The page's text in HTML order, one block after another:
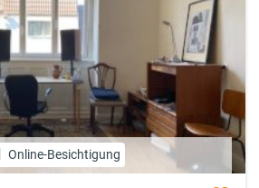
Online-Besichtigung